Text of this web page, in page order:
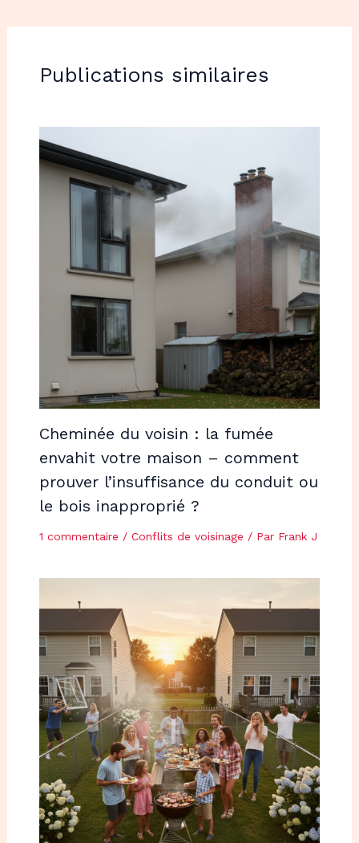
Publications similaires
Cheminée du voisin : la fumée
envahit votre maison – comment
prouver l’insuffisance du conduit ou
le bois inapproprié ?
1 commentaire / Conflits de voisinage / Par Frank J